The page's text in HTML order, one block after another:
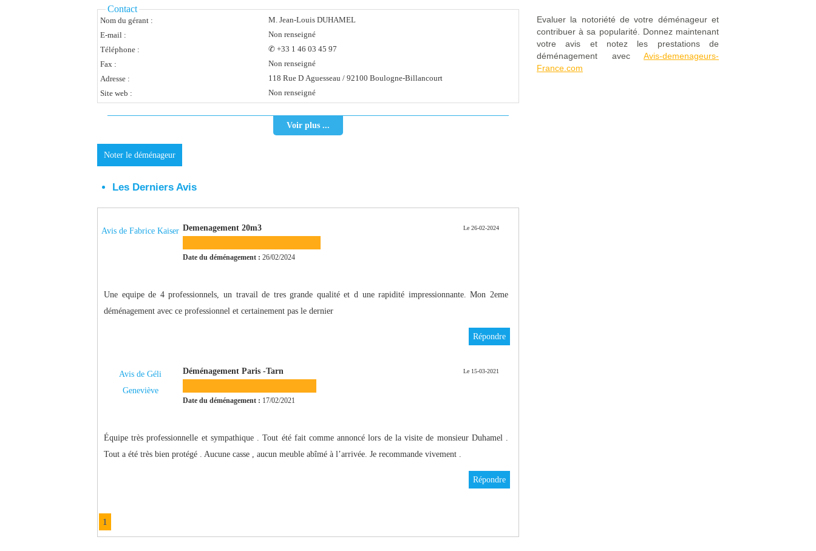
Contact
Nom du gérant :
M. Jean-Louis DUHAMEL
E-mail :
Non renseigné
Téléphone :
✆ +33 1 46 03 45 97
Fax :
Non renseigné
Adresse :
118 Rue D Aguesseau / 92100 Boulogne-Billancourt
Site web :
Non renseigné
Voir plus ...
Noter le déménageur
Les Derniers Avis
Avis de Fabrice Kaiser Demenagement 20m3
Date du déménagement : 26/02/2024
Le 26-02-2024
Une equipe de 4 professionnels, un travail de tres grande qualité et d une rapidité impressionnante. Mon 2eme
déménagement avec ce professionnel et certainement pas le dernier
Répondre
Avis de Géli
Geneviève
Déménagement Paris -Tarn
Date du déménagement : 17/02/2021
Le 15-03-2021
Équipe très professionnelle et sympathique . Tout été fait comme annoncé lors de la visite de monsieur Duhamel .
Tout a été très bien protégé . Aucune casse , aucun meuble abîmé à l’arrivée. Je recommande vivement .
Répondre
1
Evaluer la notoriété de votre déménageur et
contribuer à sa popularité. Donnez maintenant
votre avis et notez les prestations de
déménagement avec Avis-demenageurs-
France.com